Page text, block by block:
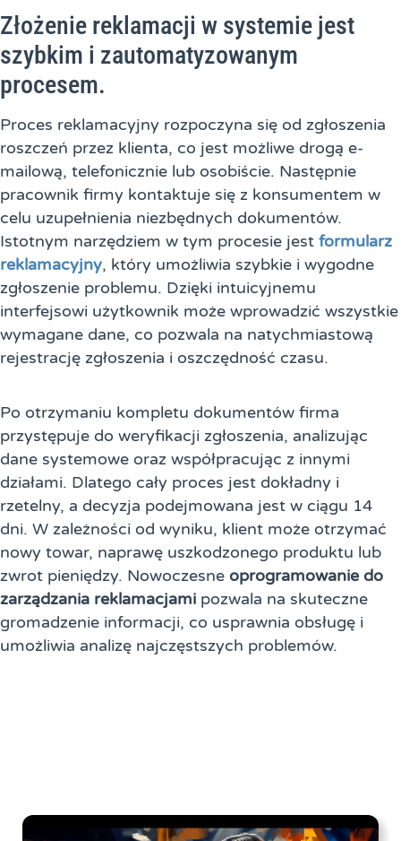
Złożenie reklamacji w systemie jest
szybkim i zautomatyzowanym
procesem.
Proces reklamacyjny rozpoczyna się od zgłoszenia
roszczeń przez klienta, co jest możliwe drogą e-
mailową, telefonicznie lub osobiście. Następnie
pracownik firmy kontaktuje się z konsumentem w
celu uzupełnienia niezbędnych dokumentów.
Istotnym narzędziem w tym procesie jest formularz
reklamacyjny, który umożliwia szybkie i wygodne
zgłoszenie problemu. Dzięki intuicyjnemu
interfejsowi użytkownik może wprowadzić wszystkie
wymagane dane, co pozwala na natychmiastową
rejestrację zgłoszenia i oszczędność czasu.
Po otrzymaniu kompletu dokumentów firma
przystępuje do weryfikacji zgłoszenia, analizując
dane systemowe oraz współpracując z innymi
działami. Dlatego cały proces jest dokładny i
rzetelny, a decyzja podejmowana jest w ciągu 14
dni. W zależności od wyniku, klient może otrzymać
nowy towar, naprawę uszkodzonego produktu lub
zwrot pieniędzy. Nowoczesne oprogramowanie do
zarządzania reklamacjami pozwala na skuteczne
gromadzenie informacji, co usprawnia obsługę i
umożliwia analizę najczęstszych problemów.